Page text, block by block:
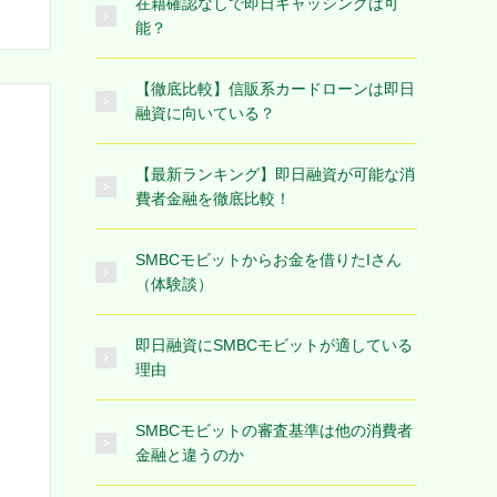
能？
【徹底比較】信販系カードローンは即日
融資に向いている？
【最新ランキング】即日融資が可能な消
費者金融を徹底比較！
SMBCモビットからお金を借りたIさん
（体験談）
即日融資にSMBCモビットが適している
理由
SMBCモビットの審査基準は他の消費者
金融と違うのか